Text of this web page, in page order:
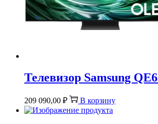
Телевизор Samsung
209 090,00 ₽ В корзину